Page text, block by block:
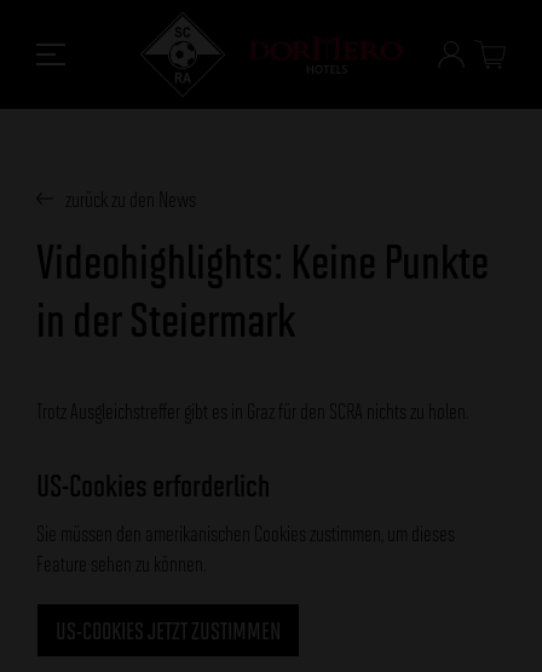
zurück zu den News
Videohighlights: Keine Punkte
in der Steiermark
Trotz Ausgleichstreffer gibt es in Graz für den SCRA nichts zu holen.
US-Cookies erforderlich
Sie müssen den amerikanischen Cookies zustimmen, um dieses
Feature sehen zu können.
US-COOKIES JETZT ZUSTIMMEN